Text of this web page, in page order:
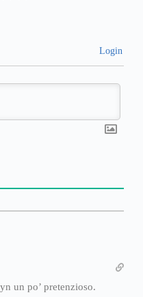
Login
un po’ pretenzioso.